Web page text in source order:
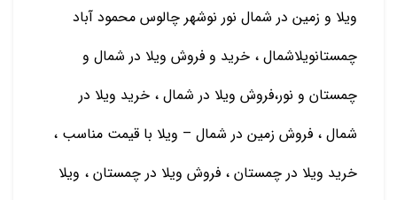
ویلا و زمین در شمال نور نوشهر چالوس محمود آباد
چمستانویلاشمال ، خرید و فروش ویلا در شمال و
چمستان و نور،فروش ویلا در شمال ، خرید ویلا در
شمال ، فروش زمین در شمال – ویلا با قیمت مناسب ،
خرید ویلا در چمستان ، فروش ویلا در چمستان ، ویلا